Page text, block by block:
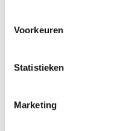
Voorkeuren
Statistieken
Marketing
AANVULLENDE INFORMATIE